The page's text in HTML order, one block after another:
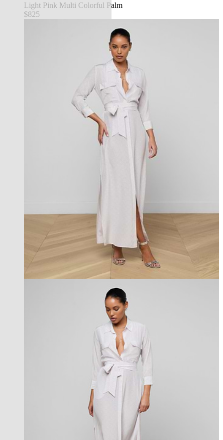
Light Pink Multi Colorful Palm
$825